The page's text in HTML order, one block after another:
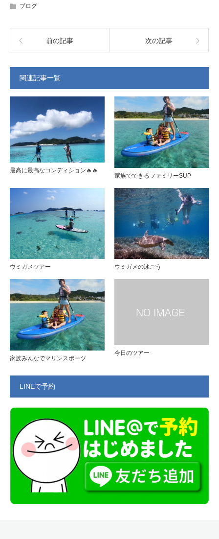
ブログ
前の記事 次の記事
関連記事一覧
最高に最高なコンディション🔥🔥
家族でできるファミリーSUP
ウミガメツアー ウミガメの泳ごう
家族みんなでマリンスポーツ
今日のツアー
LINEで予約